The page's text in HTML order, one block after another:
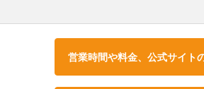
営業時間や料金、公式サイト